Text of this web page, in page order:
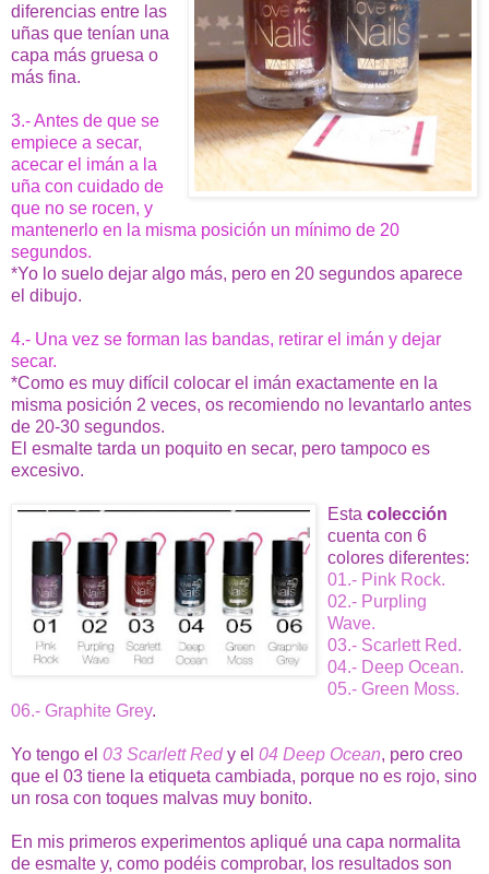
diferencias entre las
uñas que tenían una
capa más gruesa o
más fina.
3.- Antes de que se
empiece a secar,
acecar el imán a la
uña con cuidado de
que no se rocen, y
mantenerlo en la misma posición un mínimo de 20
segundos.
*Yo lo suelo dejar algo más, pero en 20 segundos aparece
el dibujo.
4.- Una vez se forman las bandas, retirar el imán y dejar
secar.
*Como es muy difícil colocar el imán exactamente en la
misma posición 2 veces, os recomiendo no levantarlo antes
de 20-30 segundos.
El esmalte tarda un poquito en secar, pero tampoco es
excesivo.
Esta colección
cuenta con 6
colores diferentes:
01.- Pink Rock.
02.- Purpling
Wave.
03.- Scarlett Red.
04.- Deep Ocean.
05.- Green Moss.
06.- Graphite Grey.
Yo tengo el 03 Scarlett Redy el 04 Deep Ocean, pero creo
que el 03 tiene la etiqueta cambiada, porque no es rojo, sino
un rosa con toques malvas muy bonito.
En mis primeros experimentos apliqué una capa normalita
de esmalte y, como podéis comprobar, los resultados son